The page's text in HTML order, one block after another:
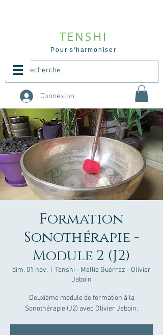
TENSHI
Pour s'harmoniser
Connexion
Formation
Sonothérapie -
Module 2 (J2)
dim. 01 nov.
  |
Tenshi - Mellie Guerraz - Olivier
Jaboin
Deuxième module de formation à la
Sonothérapie (J2) avec Olivier Jaboin.